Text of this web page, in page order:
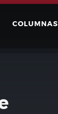
COLUMNAS